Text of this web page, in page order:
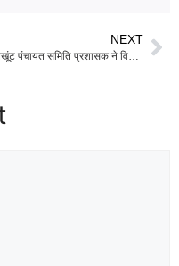
NEXT
पीपलखूंट पंचायत समिति प्रशासक ने विकास कार्यों का किया निरीक्षण, गुणवत्ता पर जताई नाराजगी